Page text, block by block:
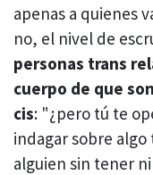
apenas a quienes
no, el nivel de
personas trans
cuerpo de que
cis: "¿pero tú te
indagar sobre
alguien sin tener